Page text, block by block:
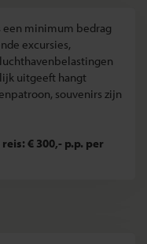
een minimum bedrag
excursies,
uitgeeft hangt
souvenirs zijn
€ 300,- p.p. per